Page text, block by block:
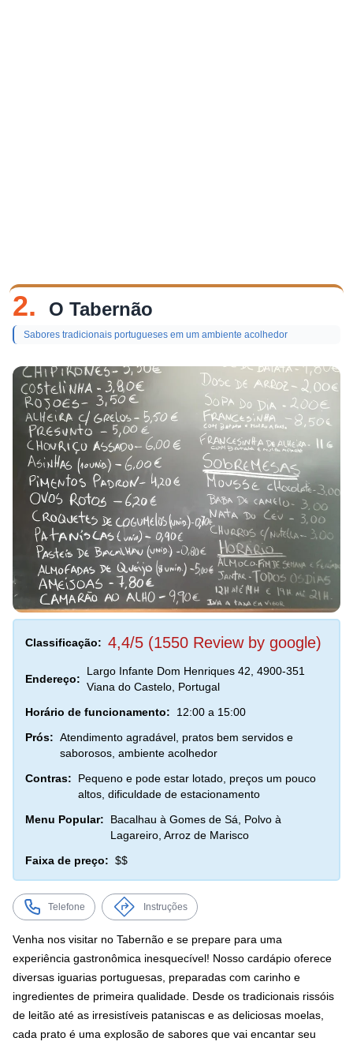
2. O Tabernão
Sabores tradicionais portugueses em um ambiente acolhedor
Classificação: 4,4/5 (1550 Review by google)
Endereço:
Largo Infante Dom Henriques 42, 4900-351
Viana do Castelo, Portugal
Horário de funcionamento:
12:00 a 15:00
Prós: Atendimento agradável, pratos bem servidos e
saborosos, ambiente acolhedor
Contras:
Pequeno e pode estar lotado, preços um pouco
altos, dificuldade de estacionamento
Menu Popular:
Bacalhau à Gomes de Sá, Polvo à
Lagareiro, Arroz de Marisco
Faixa de preço: $$
Telefone Instruções
Venha nos visitar no Tabernão e se prepare para uma
experiência gastronômica inesquecível! Nosso cardápio oferece
diversas iguarias portuguesas, preparadas com carinho e
ingredientes de primeira qualidade. Desde os tradicionais rissóis
de leitão até as irresistíveis pataniscas e as deliciosas moelas,
cada prato é uma explosão de sabores que vai encantar seu